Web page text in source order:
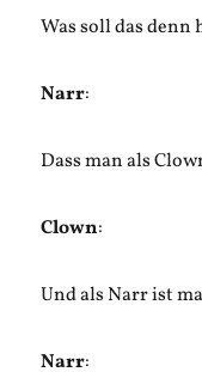
Was soll das denn
Narr:
Dass man als
Clown:
Und als Narr ist
Narr: